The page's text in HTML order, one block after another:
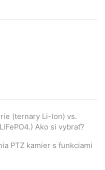
(ternary Li-Ion) vs.
Ako si vybrať?
PTZ kamier s funkciami